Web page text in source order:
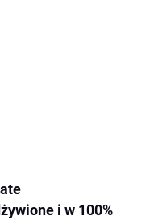
i w 100%